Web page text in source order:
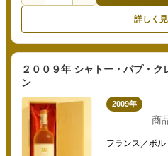
詳しく
２００９年 シャトー・パプ・ク
ン
2009年
商
フランス／ボ